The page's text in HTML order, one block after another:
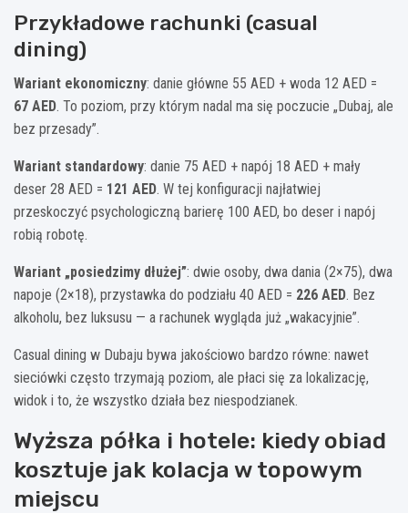
Przykładowe rachunki (casual
dining)
Wariant ekonomiczny: danie główne 55 AED + woda 12 AED =
67 AED. To poziom, przy którym nadal ma się poczucie „Dubaj, ale
bez przesady”.
Wariant standardowy: danie 75 AED + napój 18 AED + mały
deser 28 AED = 121 AED. W tej konfiguracji najłatwiej
przeskoczyć psychologiczną barierę 100 AED, bo deser i napój
robią robotę.
Wariant „posiedzimy dłużej”: dwie osoby, dwa dania (2×75), dwa
napoje (2×18), przystawka do podziału 40 AED = 226 AED. Bez
alkoholu, bez luksusu — a rachunek wygląda już „wakacyjnie”.
Casual dining w Dubaju bywa jakościowo bardzo równe: nawet
sieciówki często trzymają poziom, ale płaci się za lokalizację,
widok i to, że wszystko działa bez niespodzianek.
Wyższa półka i hotele: kiedy obiad
kosztuje jak kolacja w topowym
miejscu